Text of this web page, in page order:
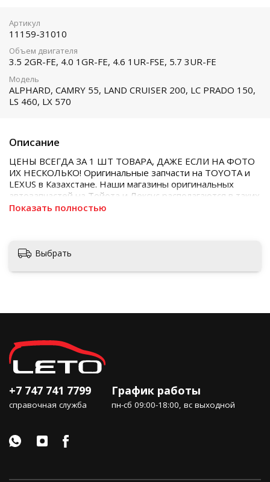
Описание
ЦЕНЫ ВСЕГДА ЗА 1 ШТ ТОВАРА, ДАЖЕ ЕСЛИ НА ФОТО
ИХ НЕСКОЛЬКО! Оригинальные запчасти на TOYOTA и
LEXUS в Казахстане. Наши магазины оригинальных
автозапчастей на Тойота и Лексус располагаются в таких
городах как Алматы, Астана, Шымкент, Кызылорда и
Показать полностью
Артикул
11159-31010
Объем двигателя
3.5 2GR-FE, 4.0 1GR-FE, 4.6 1UR-FSE, 5.7 3UR-FE
Модель
ALPHARD, CAMRY 55, LAND CRUISER 200, LC PRADO 150,
LS 460, LX 570
Выбрать
+7 747 741 7799
справочная служба
График работы
пн-сб 09:00-18:00, вс выходной